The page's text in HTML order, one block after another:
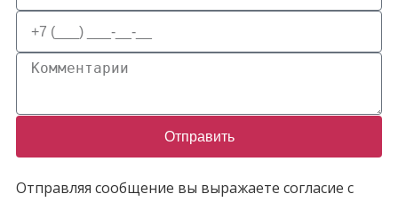
Отправить
Отправляя сообщение вы выражаете согласие с